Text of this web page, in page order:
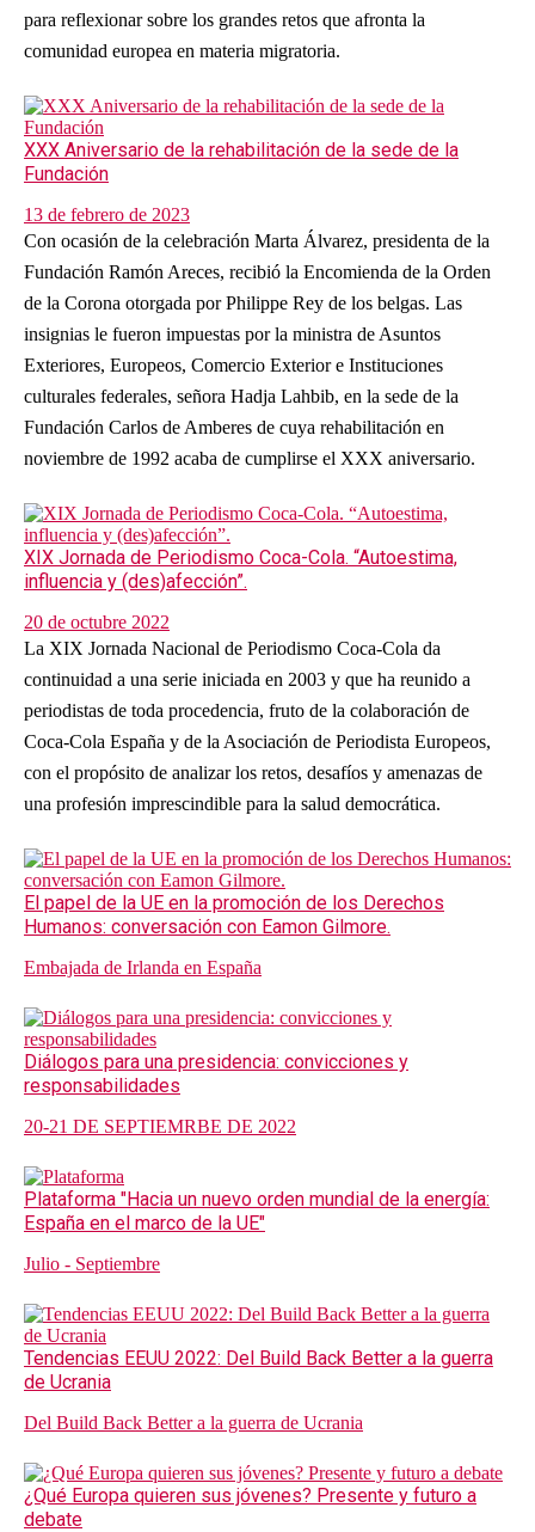
para reflexionar sobre los grandes retos que afronta la
comunidad europea en materia migratoria.
XXX Aniversario de la rehabilitación de la sede de la
Fundación
13 de febrero de 2023
Con ocasión de la celebración Marta Álvarez, presidenta de la
Fundación Ramón Areces, recibió la Encomienda de la Orden
de la Corona otorgada por Philippe Rey de los belgas. Las
insignias le fueron impuestas por la ministra de Asuntos
Exteriores, Europeos, Comercio Exterior e Instituciones
culturales federales, señora Hadja Lahbib, en la sede de la
Fundación Carlos de Amberes de cuya rehabilitación en
noviembre de 1992 acaba de cumplirse el XXX aniversario.
XIX Jornada de Periodismo Coca-Cola. “Autoestima,
influencia y (des)afección”.
20 de octubre 2022
La XIX Jornada Nacional de Periodismo Coca-Cola da
continuidad a una serie iniciada en 2003 y que ha reunido a
periodistas de toda procedencia, fruto de la colaboración de
Coca-Cola España y de la Asociación de Periodista Europeos,
con el propósito de analizar los retos, desafíos y amenazas de
una profesión imprescindible para la salud democrática.
El papel de la UE en la promoción de los Derechos
Humanos: conversación con Eamon Gilmore.
Embajada de Irlanda en España
Diálogos para una presidencia: convicciones y
responsabilidades
20-21 DE SEPTIEMRBE DE 2022
Plataforma "Hacia un nuevo orden mundial de la energía:
España en el marco de la UE"
Julio - Septiembre
Tendencias EEUU 2022: Del Build Back Better a la guerra
de Ucrania
Del Build Back Better a la guerra de Ucrania
¿Qué Europa quieren sus jóvenes? Presente y futuro a
debate